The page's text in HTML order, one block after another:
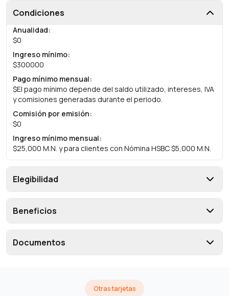
Condiciones
Anualidad:
$0
Ingreso mínimo:
$300000
Pago mínimo mensual:
$El pago mínimo depende del saldo utilizado, intereses, IVA
y comisiones generadas durante el periodo.
Comisión por emisión:
$0
Ingreso mínimo mensual:
$25,000 M.N. y para clientes con Nómina HSBC $5,000 M.N.
Elegibilidad
Beneficios
Documentos
Otras tarjetas